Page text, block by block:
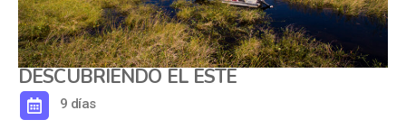
DESCUBRIENDO EL ESTE
9 días